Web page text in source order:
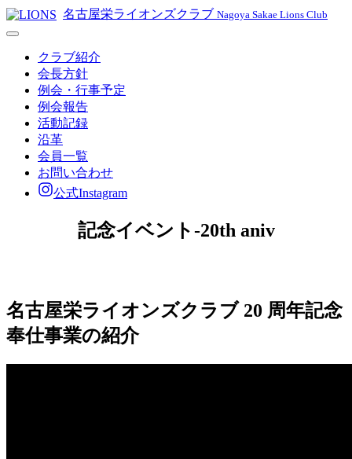
名古屋栄ライオンズクラブ Nagoya Sakae Lions Club
クラブ紹介
会長方針
例会・行事予定
例会報告
活動記録
沿革
会員一覧
お問い合わせ
公式Instagram
記念イベント-20th aniv
名古屋栄ライオンズクラブ 20 周年記念
奉仕事業の紹介